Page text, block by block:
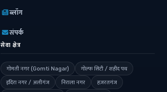
ब्लॉग
संपर्क
सेवा क्षेत्र
गोमती नगर (Gomti Nagar)
गोल्फ सिटी / शहीद पथ
इंदिरा नगर / अलीगंज
निराला नगर
हज़रतगंज